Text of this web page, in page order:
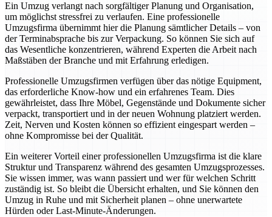
Ein Umzug verlangt nach sorgfältiger Planung und Organisation,
um möglichst stressfrei zu verlaufen. Eine professionelle
Umzugsfirma übernimmt hier die Planung sämtlicher Details – von
der Terminabsprache bis zur Verpackung. So können Sie sich auf
das Wesentliche konzentrieren, während Experten die Arbeit nach
Maßstäben der Branche und mit Erfahrung erledigen.
Professionelle Umzugsfirmen verfügen über das nötige Equipment,
das erforderliche Know-how und ein erfahrenes Team. Dies
gewährleistet, dass Ihre Möbel, Gegenstände und Dokumente sicher
verpackt, transportiert und in der neuen Wohnung platziert werden.
Zeit, Nerven und Kosten können so effizient eingespart werden –
ohne Kompromisse bei der Qualität.
Ein weiterer Vorteil einer professionellen Umzugsfirma ist die klare
Struktur und Transparenz während des gesamten Umzugsprozesses.
Sie wissen immer, was wann passiert und wer für welchen Schritt
zuständig ist. So bleibt die Übersicht erhalten, und Sie können den
Umzug in Ruhe und mit Sicherheit planen – ohne unerwartete
Hürden oder Last-Minute-Änderungen.